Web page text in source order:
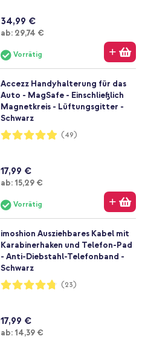
34,99 €
ab: Ab
29,74 €
Vorrätig
Accezz Handyhalterung für das
Auto - MagSafe - Einschließlich
Magnetkreis - Lüftungsgitter -
Schwarz
Bewertung:
98%
(49)
17,99 €
ab: Ab
15,29 €
Vorrätig
imoshion Ausziehbares Kabel mit
Karabinerhaken und Telefon-Pad
- Anti-Diebstahl-Telefonband -
Schwarz
Bewertung:
95%
(23)
17,99 €
ab: Ab
14,39 €